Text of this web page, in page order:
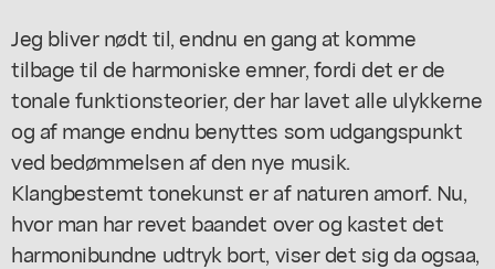
Jeg bliver nødt til, endnu en gang at komme
tilbage til de harmoniske emner, fordi det er de
tonale funktionsteorier, der har lavet alle ulykkerne
og af mange endnu benyttes som udgangspunkt
ved bedømmelsen af den nye musik.
Klangbestemt tonekunst er af naturen amorf. Nu,
hvor man har revet baandet over og kastet det
harmonibundne udtryk bort, viser det sig da ogsaa,